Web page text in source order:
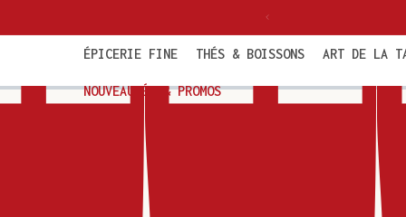
au
ÉPICERIE FINE THÉS & BOISSONS ART DE LA
NOUVEAUTÉS & PROMOS